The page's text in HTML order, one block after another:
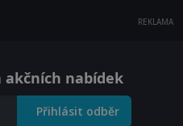
REKLAMA
akčních nabídek
Přihlásit odběr